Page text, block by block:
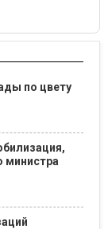
по цвету
министра